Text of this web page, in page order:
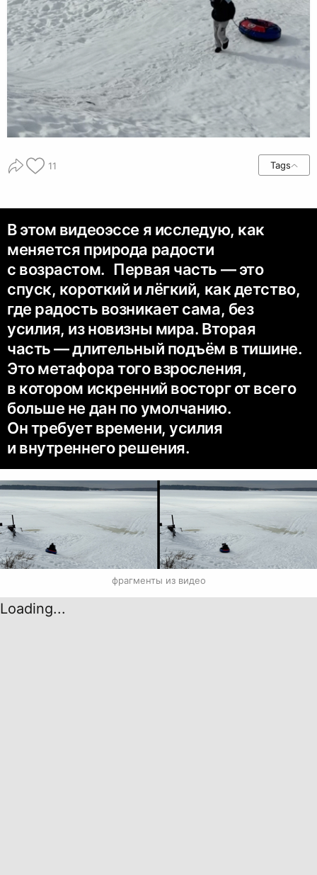
11 Tags
В этом видеоэссе я исследую, как
меняется природа радости
с возрастом. Первая часть — это
спуск, короткий и лёгкий, как детство,
где радость возникает сама, без
усилия, из новизны мира. Вторая
часть — длительный подъём в тишине.
Это метафора того взросления,
в котором искренний восторг от всего
больше не дан по умолчанию.
Он требует времени, усилия
и внутреннего решения.
фрагменты из видео
Loading...